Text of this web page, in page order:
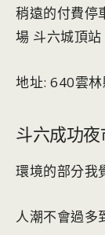
稍遠的付費停
場 斗六城頂站
地址: 640雲
斗六成功
環境的部分我
人潮不會過多